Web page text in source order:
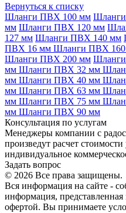
Вернуться к списку
Шланги ПВХ 100 мм
мм Шланги ПВХ 120 мм
127 мм Шланги ПВХ 140 мм
ПВХ 16 мм Шланги ПВХ
Шланги ПВХ 200 мм
мм Шланги ПВХ 32 мм
мм Шланги ПВХ 40 мм
мм Шланги ПВХ 63 мм
мм Шланги ПВХ 75 мм
мм Шланги ПВХ 90 мм
Консультация по услугам
Менеджеры компании с
произведут расчет
индивидуальное
Задать вопрос
© 2026 Все права защищены.
Вся информация на сайте -
информация, представленная
офертой. Вы принимаете